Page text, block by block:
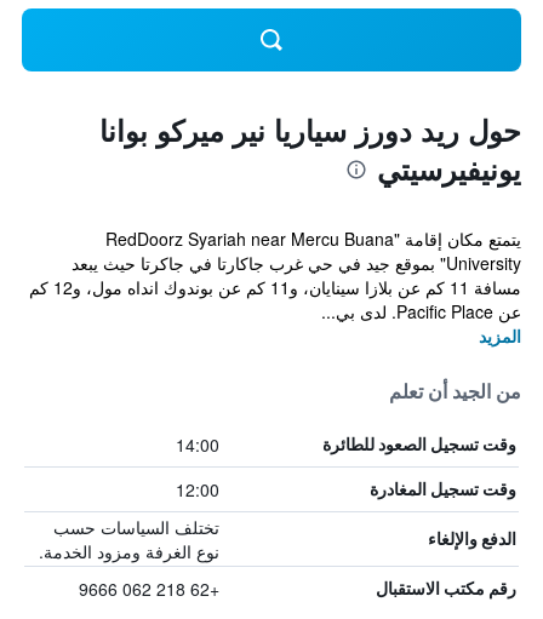
حول ريد دورز سياريا نير ميركو بوانا
يونيفيرسيتي
يتمتع مكان إقامة "RedDoorz Syariah near Mercu Buana
University" بموقع جيد في حي غرب جاكارتا في جاكرتا حيث يبعد
مسافة 11 كم عن بلازا سينايان، و11 كم عن بوندوك انداه مول، و12 كم
عن Pacific Place. لدى بي...
المزيد
من الجيد أن تعلم
وقت تسجيل الصعود للطائرة 14:00
وقت تسجيل المغادرة 12:00
الدفع والإلغاء
تختلف السياسات حسب
نوع الغرفة ومزود الخدمة.
رقم مكتب الاستقبال +62 218 062 9666